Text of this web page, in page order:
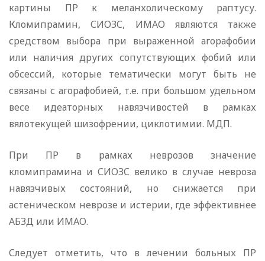
картины ПР к меланхолическому раптусу.
Кломипрамин, СИОЗС, ИМАО являются также
средством выбора при выраженной агорафобии
или наличия других сопутствующих фобий или
обсессий, которые тематически могут быть не
связаны с агорафобией, т.е. при большом удельном
весе идеаторных навязчивостей в рамках
вялотекущей шизофрении, циклотимии. МДП.
При ПР в рамках неврозов значение
кломипрамина и СИОЗС велико в случае невроза
навязчивых состояний, но снижается при
астеническом неврозе и истерии, где эффективнее
АБЗД или ИМАО.
Следует отметить, что в лечении больных ПР